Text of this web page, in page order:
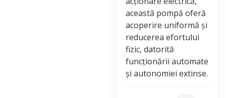
această pompă oferă
acoperire uniformă și
reducerea efortului
fizic, datorită
funcționării automate